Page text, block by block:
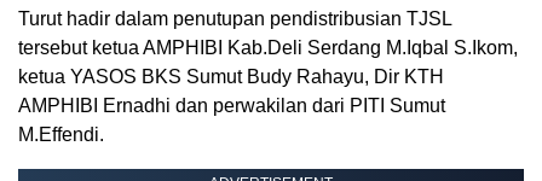
Turut hadir dalam penutupan pendistribusian TJSL
tersebut ketua AMPHIBI Kab.Deli Serdang M.Iqbal S.Ikom,
ketua YASOS BKS Sumut Budy Rahayu, Dir KTH
AMPHIBI Ernadhi dan perwakilan dari PITI Sumut
M.Effendi.